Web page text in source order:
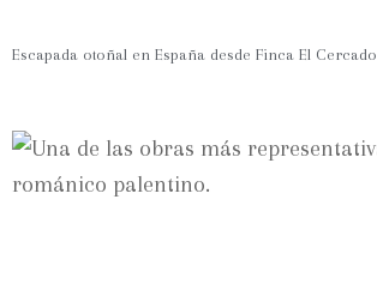
Escapada otoñal en España desde Finca El Cercado